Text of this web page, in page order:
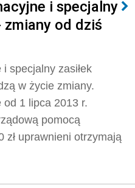
i specjalny
zmiany od dziś
specjalny zasiłek
w życie zmiany.
1 lipca 2013 r.
pomocą
zł uprawnieni otrzymają